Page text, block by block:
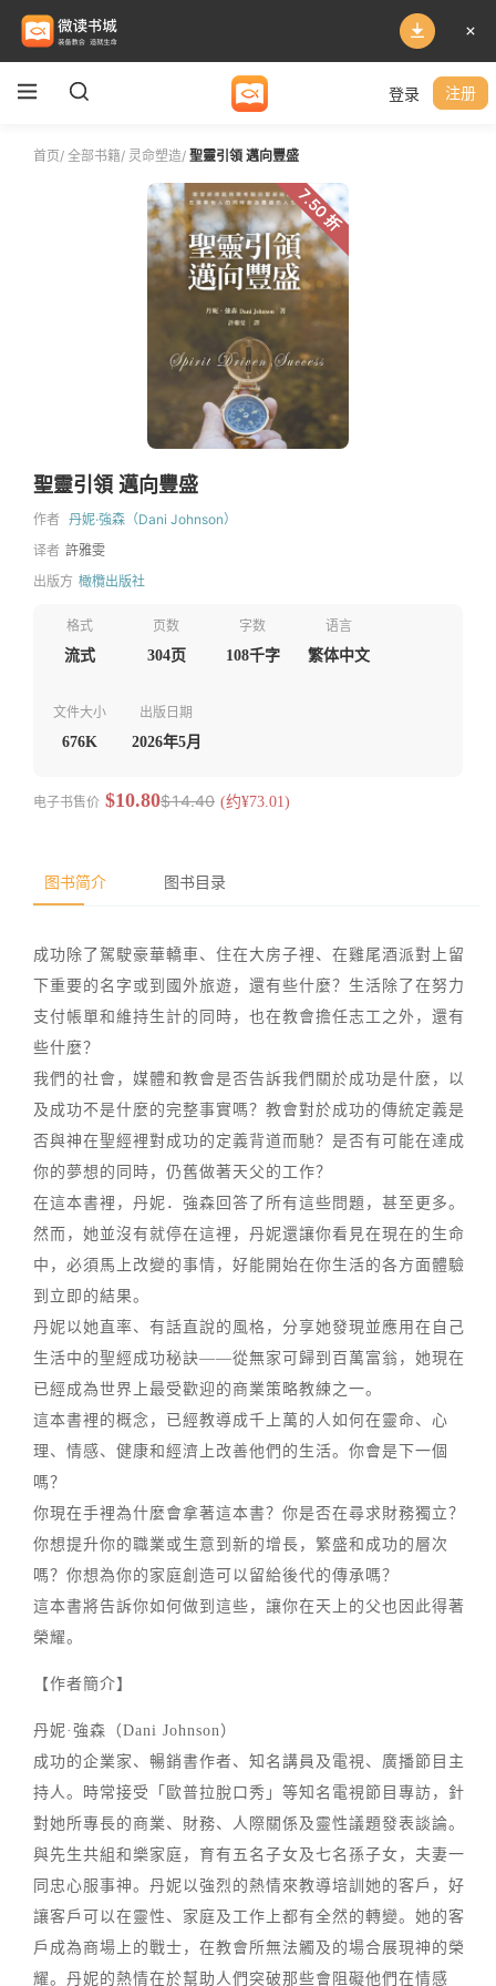
登录 注册
首页/ 全部书籍/ 灵命塑造/ 聖靈引領 邁向豐盛
7.50 折
聖靈引領 邁向豐盛
作者 丹妮·強森（Dani Johnson）
译者 許雅雯
出版方 橄欖出版社
格式
流式
页数
304页
字数
108千字
语言
繁体中文
文件大小
676K
出版日期
2026年5月
电子书售价 $10.80$14.40 (约¥73.01)
图书简介 图书目录
成功除了駕駛豪華轎車、住在大房子裡、在雞尾酒派對上留
下重要的名字或到國外旅遊，還有些什麼？生活除了在努力
支付帳單和維持生計的同時，也在教會擔任志工之外，還有
些什麼？
我們的社會，媒體和教會是否告訴我們關於成功是什麼，以
及成功不是什麼的完整事實嗎？教會對於成功的傳統定義是
否與神在聖經裡對成功的定義背道而馳？是否有可能在達成
你的夢想的同時，仍舊做著天父的工作？
在這本書裡，丹妮．強森回答了所有這些問題，甚至更多。
然而，她並沒有就停在這裡，丹妮還讓你看見在現在的生命
中，必須馬上改變的事情，好能開始在你生活的各方面體驗
到立即的結果。
丹妮以她直率、有話直說的風格，分享她發現並應用在自己
生活中的聖經成功秘訣——從無家可歸到百萬富翁，她現在
已經成為世界上最受歡迎的商業策略教練之一。
這本書裡的概念，已經教導成千上萬的人如何在靈命、心
理、情感、健康和經濟上改善他們的生活。你會是下一個
嗎？
你現在手裡為什麼會拿著這本書？你是否在尋求財務獨立？
你想提升你的職業或生意到新的增長，繁盛和成功的層次
嗎？你想為你的家庭創造可以留給後代的傳承嗎？
這本書將告訴你如何做到這些，讓你在天上的父也因此得著
榮耀。
【作者簡介】
丹妮·強森（Dani Johnson）
成功的企業家、暢銷書作者、知名講員及電視、廣播節目主
持人。時常接受「歐普拉脫口秀」等知名電視節目專訪，針
對她所專長的商業、財務、人際關係及靈性議題發表談論。
與先生共組和樂家庭，育有五名子女及七名孫子女，夫妻一
同忠心服事神。丹妮以強烈的熱情來教導培訓她的客戶，好
讓客戶可以在靈性、家庭及工作上都有全然的轉變。她的客
戶成為商場上的戰士，在教會所無法觸及的場合展現神的榮
耀。丹妮的熱情在於幫助人們突破那些會阻礙他們在情感